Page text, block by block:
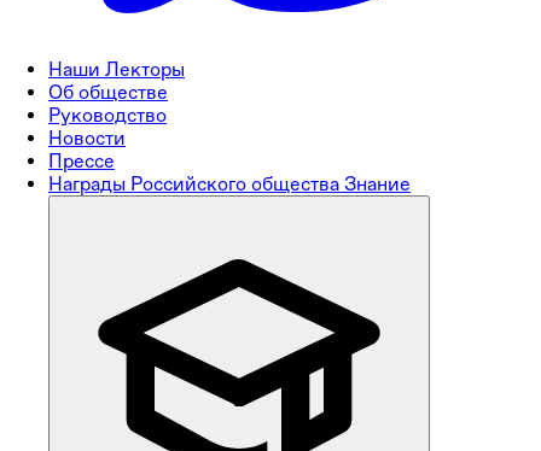
Наши Лекторы
Об обществе
Руководство
Новости
Прессе
Награды Российского общества Знание